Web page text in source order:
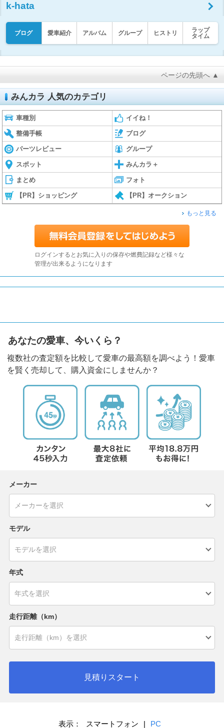
k-hata
ブログ 愛車紹介 アルバム グループ ヒストリ
ラップ
タイム
ページの先頭へ ▲
みんカラ 人気のカテゴリ
車種別 イイね！
整備手帳 ブログ
パーツレビュー グループ
スポット みんカラ＋
まとめ フォト
【PR】ショッピング 【PR】オークション
もっと見る
ログインするとお気に入りの保存や燃費記録など様々な
管理が出来るようになります
あなたの愛車、今いくら？
複数社の査定額を比較して愛車の最高額を調べよう！愛車
を賢く売却して、購入資金にしませんか？
メーカー
モデル
年式
走行距離（km）
見積りスタート
表示： スマートフォン | PC